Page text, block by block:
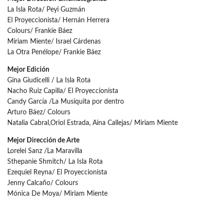
La Isla Rota/ Peyi Guzmán
El Proyeccionista/ Hernán Herrera
Colours/ Frankie Báez
Miriam Miente/ Israel Cárdenas
La Otra Penélope/ Frankie Báez
Mejor Edición
Gina Giudicelli / La Isla Rota
Nacho Ruiz Capilla/ El Proyeccionista
Candy García /La Musiquita por dentro
Arturo Báez/ Colours
Natalia Cabral,Oriol Estrada, Aina Callejas/ Miriam Miente
Mejor Dirección de Arte
Lorelei Sanz /La Maravilla
Sthepanie Shmitch/ La Isla Rota
Ezequiel Reyna/ El Proyeccionista
Jenny Calcaño/ Colours
Mónica De Moya/ Miriam Miente